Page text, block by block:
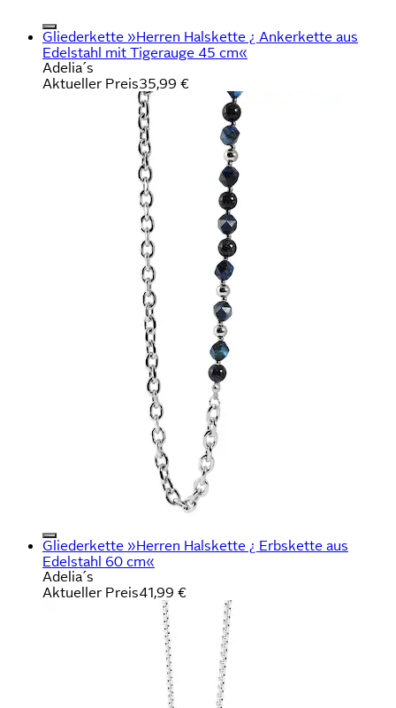
Gliederkette »Herren Halskette ¿ Ankerkette aus
Edelstahl mit Tigerauge 45 cm«
Adelia´s
Aktueller Preis35,99 €
Gliederkette »Herren Halskette ¿ Erbskette aus
Edelstahl 60 cm«
Adelia´s
Aktueller Preis41,99 €